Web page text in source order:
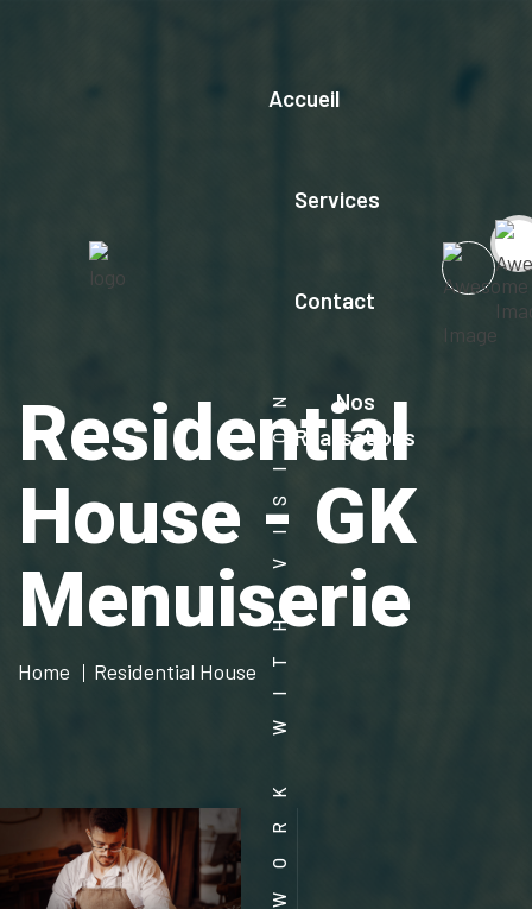
Accueil
Services
Contact
Nos
Réalisations
WORK WITH VISION
Residential
House - GK
Menuiserie
Home Residential House